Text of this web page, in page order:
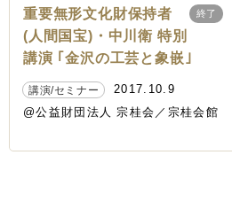
終了
重要無形文化財保持者
(人間国宝)・中川衛 特別
講演 ｢金沢の工芸と象嵌｣
講演/セミナー
2017.10.9
@公益財団法人 宗桂会／宗桂会館